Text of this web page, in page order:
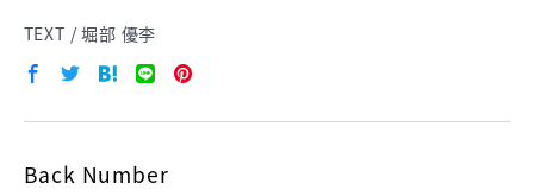
TEXT / 堀部 優李
Back Number